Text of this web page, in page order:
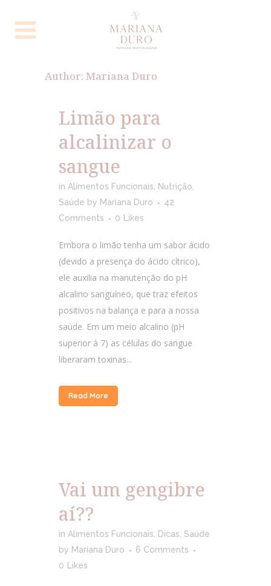
Author: Mariana Duro
Limão para
alcalinizar o
sangue
in Alimentos Funcionais Nutrição
Saúde by Mariana Duro
42
Comments
0 Likes
Embora o limão tenha um sabor ácido
(devido a presença do ácido cítrico),
ele auxilia na manutenção do pH
alcalino sanguíneo, que traz efeitos
positivos na balança e para a nossa
saúde. Em um meio alcalino (pH
superior à 7) as células do sangue
liberaram toxinas...
Read More
Vai um gengibre
aí??
in Alimentos Funcionais Dicas Saúde
by Mariana Duro
6 Comments
0
Likes